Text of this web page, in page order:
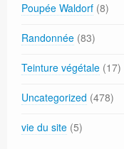
Poupée Waldorf (8)
Randonnée (83)
Teinture végétale (17)
Uncategorized (478)
vie du site (5)